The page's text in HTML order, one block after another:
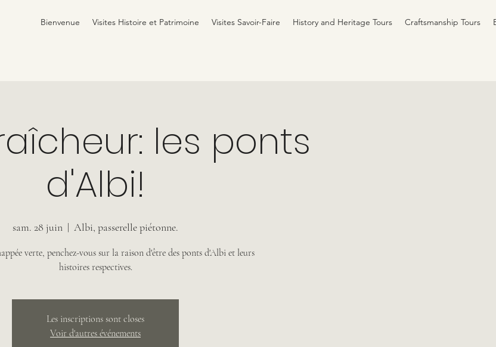
Bienvenue Visites Histoire et Patrimoine Visites Savoir-Faire History and Heritage Tours Craftsmanship Tours
les ponts
d'Albi!
sam. 28 juin
  |
Albi, passerelle piétonne.
verte, penchez-vous sur la raison d'être des ponts d'Albi et leurs
histoires respectives.
Les inscriptions sont closes
Voir d'autres événements